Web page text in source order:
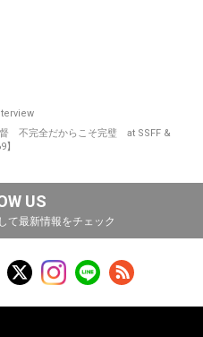
督 不完全だからこそ完璧 at SSFF &
US
て最新情報をチェック